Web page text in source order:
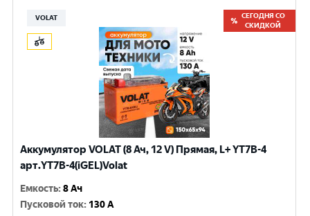
VOLAT
СЕГОДНЯ СО
СКИДКОЙ
Аккумулятор VOLAT (8 Ач, 12 V) Прямая, L+ YT7B-4
арт.YT7B-4(iGEL)Volat
Емкость:8 Ач
Пусковой ток: 130 A